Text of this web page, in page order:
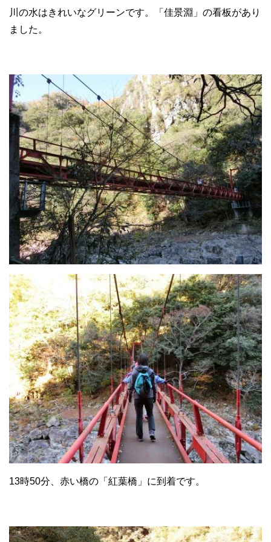
川の水はきれいなグリーンです。「佳景淵」の看板があり
ました。
13時50分、赤い橋の「紅葉橋」に到着です。